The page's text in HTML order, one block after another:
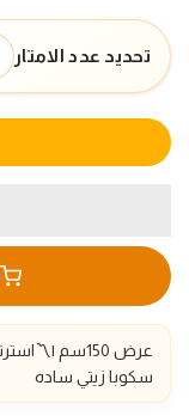
تحديد عدد الامتار
عرض 150سم |〽️استرتش
سكوبا زيتي ساده